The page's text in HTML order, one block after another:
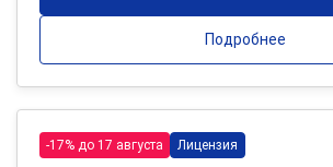
Подробнее
-17% до 17 августа Лицензия